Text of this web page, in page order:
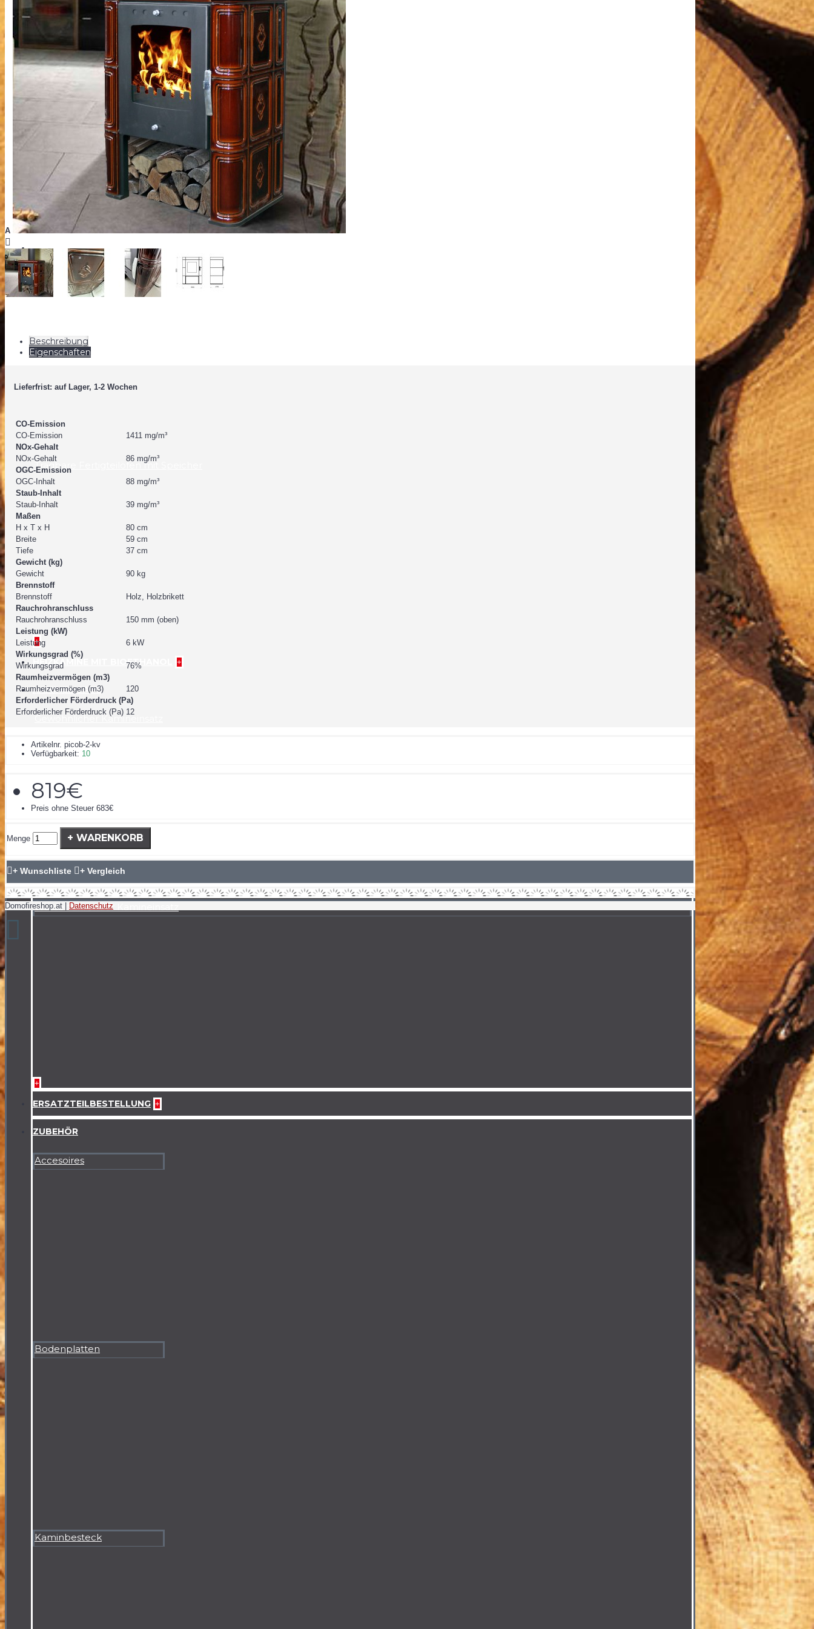
Wärmespeicher Kaminofen
+
ÖFEN
Gussofen
Tragbare Fertigteilöfen mit Speicher
+
HEIZKAMINE MIT BIOETHANOL +
KAMINEINSATZ
Gewöhnlicher Kamineinsatz
Wasserführender Kamineinsatz
+
ERSATZTEILBESTELLUNG +
ZUBEHÖR
Accesoires
Bodenplatten
Kaminbesteck
A
Beschreibung
Eigenschaften
Lieferfrist: auf Lager, 1-2 Wochen
CO-Emission
CO-Emission
1411 mg/m³
NOx-Gehalt
NOx-Gehalt
86 mg/m³
OGC-Emission
OGC-Inhalt
88 mg/m³
Staub-Inhalt
Staub-Inhalt
39 mg/m³
Maßen
H x T x H
80 cm
Breite
59 cm
Tiefe
37 cm
Gewicht (kg)
Gewicht
90 kg
Brennstoff
Brennstoff
Holz, Holzbrikett
Rauchrohranschluss
Rauchrohranschluss
150 mm (oben)
Leistung (kW)
Leistung
6 kW
Wirkungsgrad (%)
Wirkungsgrad
76%
Raumheizvermögen (m3)
Raumheizvermögen (m3)
120
Erforderlicher Förderdruck (Pa)
Erforderlicher Förderdruck (Pa) 12
Artikelnr. picob-2-kv
Verfügbarkeit: 10
819€
Preis ohne Steuer 683€
Menge + WARENKORB
+ Wunschliste + Vergleich
Domofireshop.at | Datenschutz